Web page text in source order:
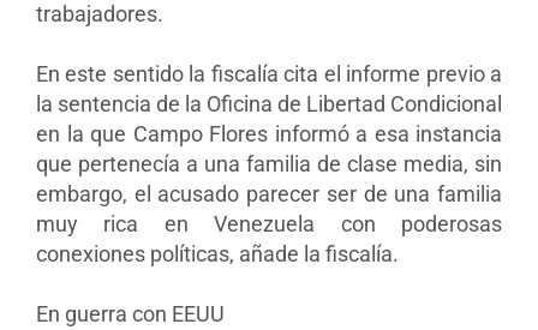
trabajadores.
En este sentido la fiscalía cita el informe previo a
la sentencia de la Oficina de Libertad Condicional
en la que Campo Flores informó a esa instancia
que pertenecía a una familia de clase media, sin
embargo, el acusado parecer ser de una familia
muy rica en Venezuela con poderosas
conexiones políticas, añade la fiscalía.
En guerra con EEUU